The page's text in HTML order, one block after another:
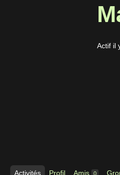
Actif il
Activités Profil Amis 0